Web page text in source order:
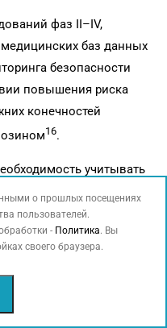
фаз II–IV,
баз данных
безопасности
повышения риска
конечностей
16.
учитывать
эффекта
у определенной
последним
копептина как
может отражать
у больных СД.
о прошлых посещениях
пользователей.
- Политика. Вы
своего браузера.